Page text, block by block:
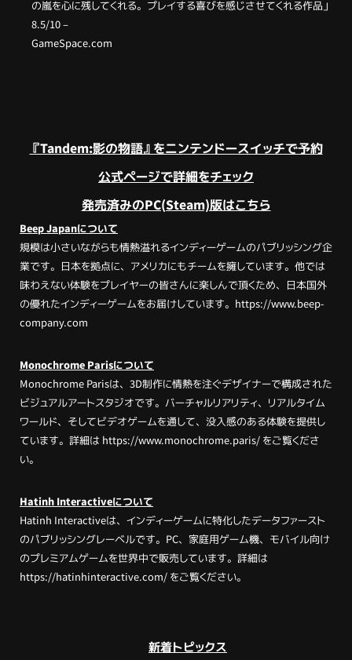
の嵐を心に残してくれる。プレイする喜びを感じさせてくれる作品」
8.5/10 –
GameSpace.com
『Tandem:影の物語』をニンテンドースイッチで予約
公式ページで詳細をチェック
発売済みのPC(Steam)版はこちら
Beep Japanについて
規模は小さいながらも情熱溢れるインディーゲームのパブリッシング企
業です。日本を拠点に、アメリカにもチームを擁しています。他では
味わえない体験をプレイヤーの皆さんに楽しんで頂くため、日本国外
の優れたインディーゲームをお届けしています。 https://www.beep-
company.com
Monochrome Parisについて
Monochrome Parisは、3D制作に情熱を注ぐデザイナーで構成された
ビジュアルアートスタジオです。バーチャルリアリティ、リアルタイム
ワールド、そしてビデオゲームを通して、没入感のある体験を提供し
ています。詳細は https://www.monochrome.paris/ をご覧くださ
い。
Hatinh Interactiveについて
Hatinh Interactiveは、インディーゲームに特化したデータファースト
のパブリッシングレーベルです。PC、家庭用ゲーム機、モバイル向け
のプレミアムゲームを世界中で販売しています。詳細は
https://hatinhinteractive.com/ をご覧ください。
新着トピックス